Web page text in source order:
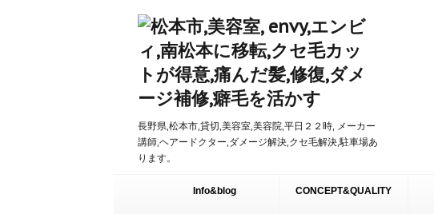
長野県,松本市,貸切,美容室,美容院,平日２２時, メーカー
講師,ヘアードクター,ダメージ解決,クセ毛解決,駐車場あ
ります。
Info&blog CONCEPT&QUALITY